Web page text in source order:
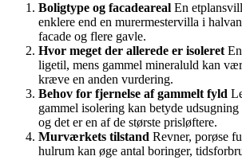
Boligtype og facadeareal En
enklere end en murermestervilla i
facade og flere gavle.
Hvor meget der allerede er isoleretEn
ligetil, mens gammel mineraluld kan
kræve en anden vurdering.
Behov for fjernelse af gammelt fyld
gammel isolering kan betyde
og det er en af de største prisløftere.
Murværkets tilstand Revner, porøse
hulrum kan øge antal boringer,